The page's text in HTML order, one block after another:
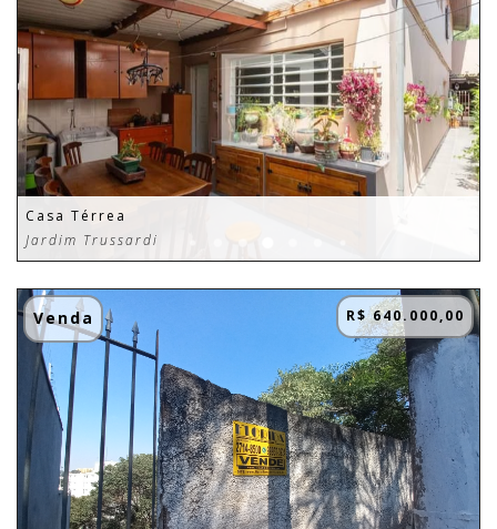
Casa Térrea
Jardim Trussardi
Venda R$ 640.000,00